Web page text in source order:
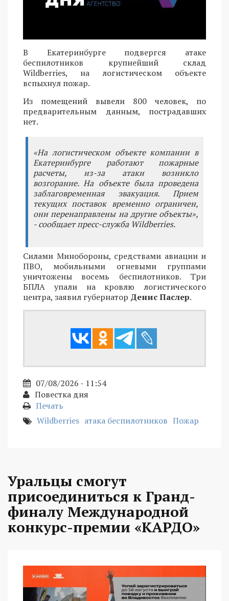
В Екатеринбурге подвергся атаке
беспилотников крупнейший склад
Wildberries, на логистическом объекте
вспыхнул пожар.
Из помещений вывели 800 человек, по
предварительным данным, пострадавших
нет.
«На логистическом объекте компании в
Екатеринбурге работают пожарные
расчеты, из-за атаки возникло
возгорание. На объекте была проведена
заблаговременная эвакуация. Прием
текущих поставок временно ограничен,
они перенаправлены на другие объекты»,
- сообщает пресс-служба Wildberries.
Силами Минобороны, средствами авиации и
ПВО, мобильными огневыми группами
уничтожены восемь беспилотников. Три
БПЛА упали на кровлю логистического
центра, заявил губернатор Денис Паслер.
07/08/2026 - 11:54
Повестка дня
Печать
Wildberries атака беспилотников Пожар
Уральцы смогут
присоединиться к Гранд-
финалу Международной
конкурс-премии «КАРДО»